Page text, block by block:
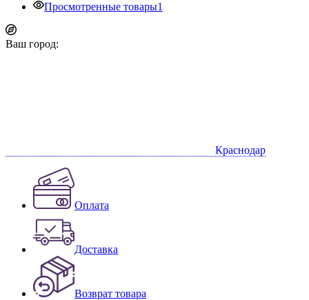
Просмотренные товары1
Ваш город:
Краснодар
Оплата
Доставка
Возврат товара